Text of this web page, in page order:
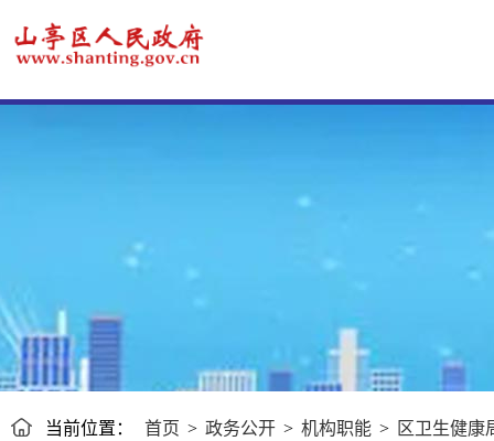
当前位置： 首页 > 政务公开 > 机构职能 > 区卫生健康